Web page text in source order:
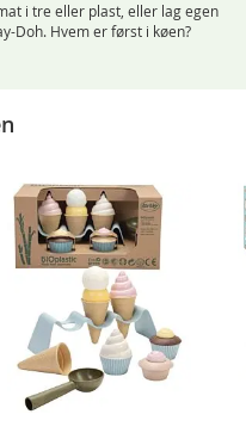
i tre eller plast, eller lag egen
Doh. Hvem er først i køen?